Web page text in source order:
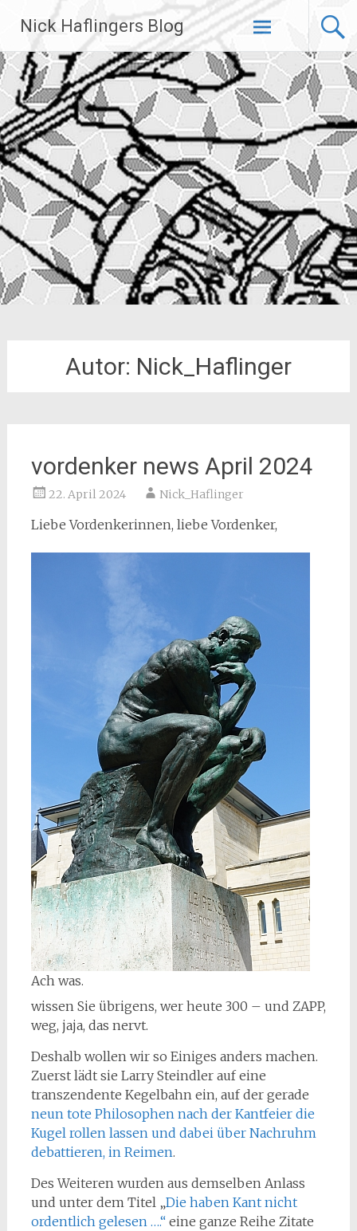
Inhalt
springen
Nick Haflingers Blog
Autor: Nick_Haflinger
vordenker news April 2024
22. April 2024 Nick_Haflinger
Liebe Vordenkerinnen, liebe Vordenker,
Ach was.
wissen Sie übrigens, wer heute 300 – und ZAPP,
weg, jaja, das nervt.
Deshalb wollen wir so Einiges anders machen.
Zuerst lädt sie Larry Steindler auf eine
transzendente Kegelbahn ein, auf der gerade
neun tote Philosophen nach der Kantfeier die
Kugel rollen lassen und dabei über Nachruhm
debattieren, in Reimen.
Des Weiteren wurden aus demselben Anlass
und unter dem Titel „Die haben Kant nicht
ordentlich gelesen ….“eine ganze Reihe Zitate